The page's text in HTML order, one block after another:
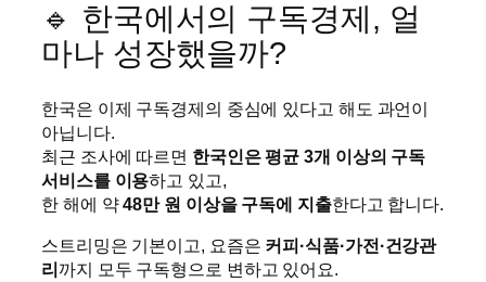
🔹 한국에서의 구독경제, 얼
마나 성장했을까?
한국은 이제 구독경제의 중심에 있다고 해도 과언이
아닙니다.
최근 조사에 따르면 한국인은 평균 3개 이상의 구독
서비스를 이용하고 있고,
한 해에 약48만 원 이상을 구독에 지출한다고 합니다.
스트리밍은 기본이고, 요즘은 커피·식품·가전·건강관
리까지 모두 구독형으로 변하고 있어요.